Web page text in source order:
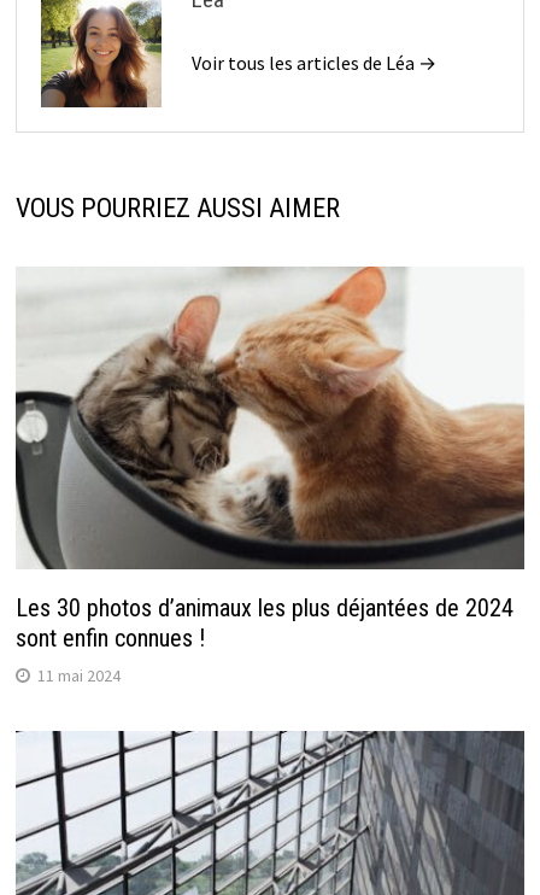
Voir tous les articles de Léa →
VOUS POURRIEZ AUSSI AIMER
Les 30 photos d’animaux les plus déjantées de 2024
sont enfin connues !
11 mai 2024